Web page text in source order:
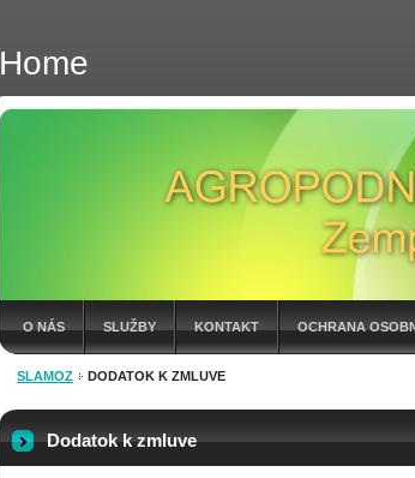
Home
O NÁS SLUŽBY KONTAKT OCHRANA
FAKTÚRY 2026
SLAMOZ DODATOK K ZMLUVE
Dodatok k zmluve